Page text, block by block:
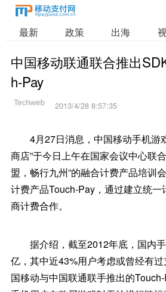
最新 政策 出海
中国移动联通联合推出
h-Pay
2013/4/28 8:57:35
4月27日消息，中国移动手机游
商店”于今日上午在国家会议中心联
盟，畅行九州”的融合计费产品培训
计费产品Touch-Pay，通过建立统
商计费合作。
据介绍，截至2012年底，国内手
亿，其中近43%用户考虑或曾经有
国移动与中国联通联手推出的